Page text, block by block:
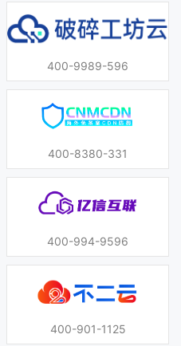
400-9989-596
400-8380-331
400-994-9596
400-901-1125